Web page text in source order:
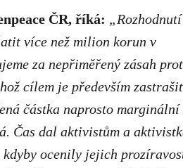
ČR, říká: „Rozhodnutí
více než milion korun v
za nepřiměřený zásah
cílem je především zastrašit
částka naprosto marginální
Čas dal aktivistům a
kdyby ocenily jejich